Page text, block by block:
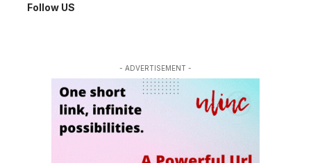
Follow US
- ADVERTISEMENT -